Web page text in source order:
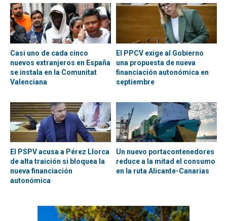
Casi uno de cada cinco
nuevos extranjeros en España
se instala en la Comunitat
Valenciana
El PPCV exige al Gobierno
una propuesta de nueva
financiación autonómica en
septiembre
El PSPV acusa a Pérez Llorca
de alta traición si bloquea la
nueva financiación
autonómica
Un nuevo portacontenedores
reduce a la mitad el consumo
en la ruta Alicante-Canarias